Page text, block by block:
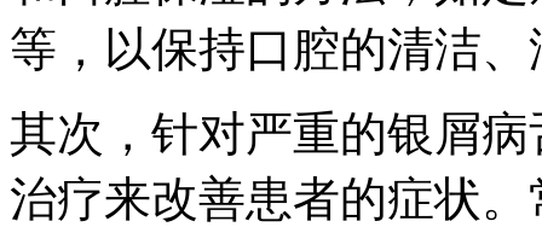
等，以保持口腔的清洁
其次，针对严重的银屑
治疗来改善患者的症状